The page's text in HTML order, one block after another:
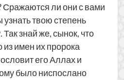
Сражаются ли они с вами
твою степень
знай же, сынок, что
из имен их пророка
его Аллах и
было ниспослано